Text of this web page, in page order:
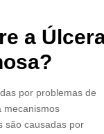
a
por problemas de
mecanismos
são causadas por